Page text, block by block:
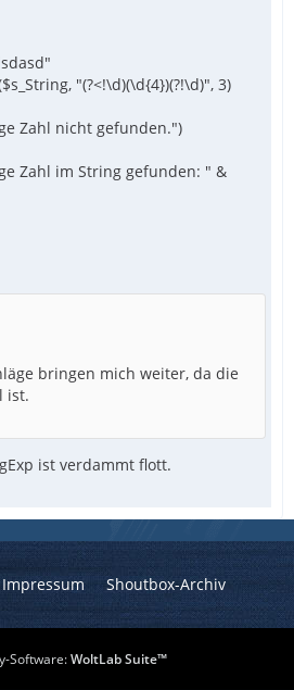
"(?<!\d)(\d{4})(?!\d)", 3)
Zahl nicht gefunden.")
Zahl im String gefunden: " &
bringen mich weiter, da die
ist.
ist verdammt flott.
Impressum Shoutbox-Archiv
Software:WoltLab Suite™